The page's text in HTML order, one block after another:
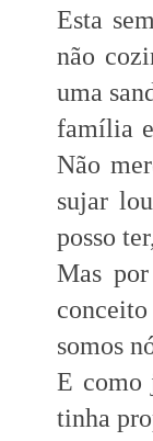
Esta
não
uma
família
Não
sujar
posso
Mas
somos
E como
tinha